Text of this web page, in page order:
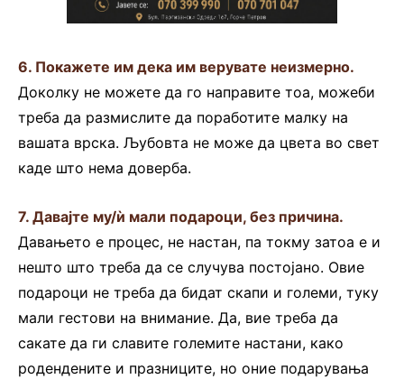
6. Покажете им дека им верувате неизмерно.
Доколку не можете да го направите тоа, можеби
треба да размислите да поработите малку на
вашата врска. Љубовта не може да цвета во свет
каде што нема доверба.
7. Давајте му/ѝ мали подароци, без причина.
Давањето е процес, не настан, па токму затоа е и
нешто што треба да се случува постојано. Овие
подароци не треба да бидат скапи и големи, туку
мали гестови на внимание. Да, вие треба да
сакате да ги славите големите настани, како
родендените и празниците, но оние подарувања